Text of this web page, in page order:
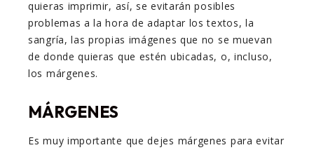
quieras imprimir, así, se evitarán posibles
problemas a la hora de adaptar los textos, la
sangría, las propias imágenes que no se muevan
de donde quieras que estén ubicadas, o, incluso,
los márgenes.
MÁRGENES
Es muy importante que dejes márgenes para evitar